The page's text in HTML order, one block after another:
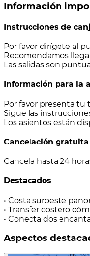
Información
Instrucciones de
Por favor dirígete al
Recomendamos
Las salidas son
Información para la
Por favor presenta tu
Sigue las
Los asientos están
Cancelación gratuita
Cancela hasta 24
Destacados
• Costa suroeste
• Transfer costero
• Conecta dos
Aspectos